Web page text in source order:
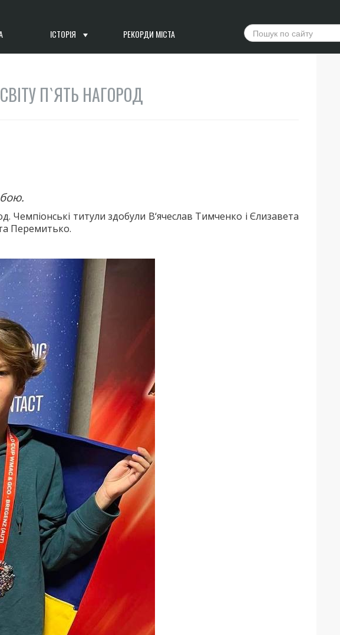
ІСТОРІЯ РЕКОРДИ МІСТА
П`ЯТЬ НАГОРОД
титули здобули В‘ячеслав Тимченко і Єлизавета
Перемитько.